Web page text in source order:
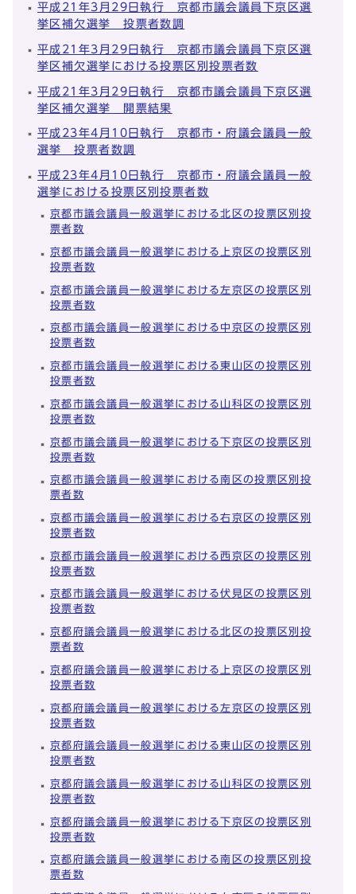
平成21年3月29日執行 京都市議会議員下京区選
挙区補欠選挙 投票者数調
平成21年3月29日執行 京都市議会議員下京区選
挙区補欠選挙における投票区別投票者数
平成21年3月29日執行 京都市議会議員下京区選
挙区補欠選挙 開票結果
平成23年4月10日執行 京都市・府議会議員一般
選挙 投票者数調
平成23年4月10日執行 京都市・府議会議員一般
選挙における投票区別投票者数
京都市議会議員一般選挙における北区の投票区別投
票者数
京都市議会議員一般選挙における上京区の投票区別
投票者数
京都市議会議員一般選挙における左京区の投票区別
投票者数
京都市議会議員一般選挙における中京区の投票区別
投票者数
京都市議会議員一般選挙における東山区の投票区別
投票者数
京都市議会議員一般選挙における山科区の投票区別
投票者数
京都市議会議員一般選挙における下京区の投票区別
投票者数
京都市議会議員一般選挙における南区の投票区別投
票者数
京都市議会議員一般選挙における右京区の投票区別
投票者数
京都市議会議員一般選挙における西京区の投票区別
投票者数
京都市議会議員一般選挙における伏見区の投票区別
投票者数
京都府議会議員一般選挙における北区の投票区別投
票者数
京都府議会議員一般選挙における上京区の投票区別
投票者数
京都府議会議員一般選挙における左京区の投票区別
投票者数
京都府議会議員一般選挙における東山区の投票区別
投票者数
京都府議会議員一般選挙における山科区の投票区別
投票者数
京都府議会議員一般選挙における下京区の投票区別
投票者数
京都府議会議員一般選挙における南区の投票区別投
票者数